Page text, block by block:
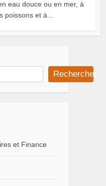
eau douce ou en mer, à
poissons et à...
Rechercher
et Finance